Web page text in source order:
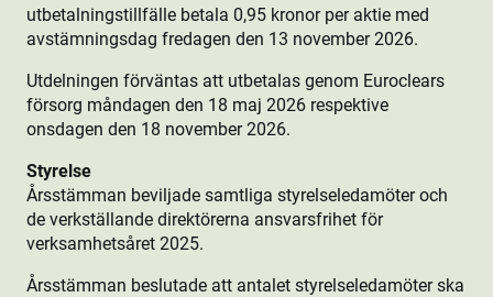
utbetalningstillfälle betala 0,95 kronor per aktie­ med
avstämningsdag fredagen den 13 november 2026.
Utdelningen förväntas att utbetalas genom Euroclears
försorg måndagen den 18 maj 2026 respektive
onsdagen den 18 november 2026.
Styrelse
Årsstämman beviljade samtliga styrelseledamöter och
de verkställande direktörerna ansvarsfrihet för
verksamhetsåret 2025.
Årsstämman beslutade att antalet styrelseledamöter ska